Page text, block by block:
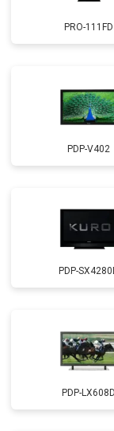
PRO-111FD
PDP-V402
PDP-
PDP-LX608D